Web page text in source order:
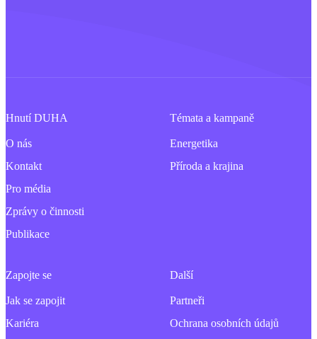
Hnutí DUHA
O nás
Kontakt
Pro média
Zprávy o činnosti
Publikace
Témata a kampaně
Energetika
Příroda a krajina
Zapojte se
Jak se zapojit
Kariéra
Další
Partneři
Ochrana osobních údajů